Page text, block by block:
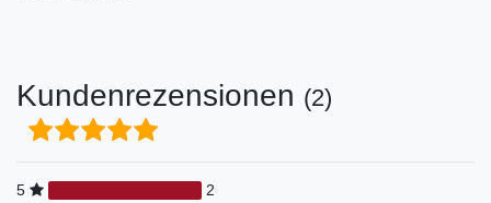
Kundenrezensionen (2)
5
2